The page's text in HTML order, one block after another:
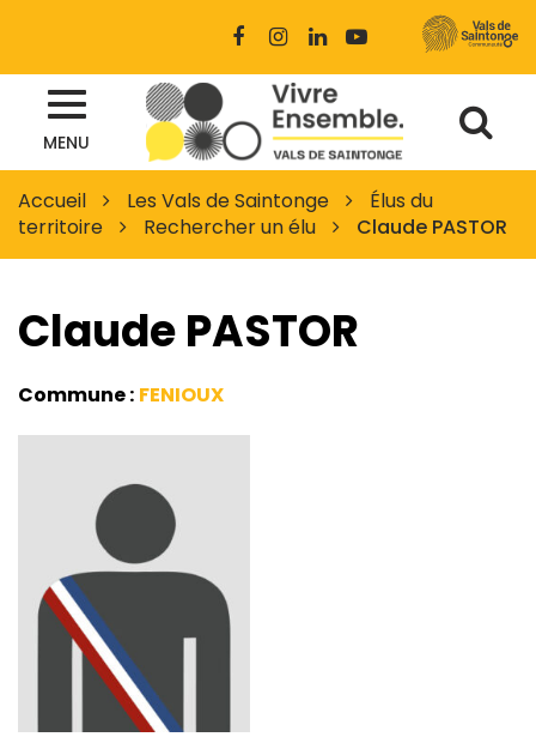
Lien
compte
Facebook
Lien
le
compte
Instagram
Lien
le
compte
Linkedin
chaîne
Youtube
MENU Site
officiel
des
Vals
de
Saintonge
à
Accueil Les Vals de Saintonge
Élus du
territoire
Rechercher un élu Claude PASTOR
Claude PASTOR
Commune : FENIOUX